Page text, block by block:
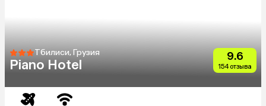
Тбилиси, Грузия
Piano Hotel
9.6
154 отзыва